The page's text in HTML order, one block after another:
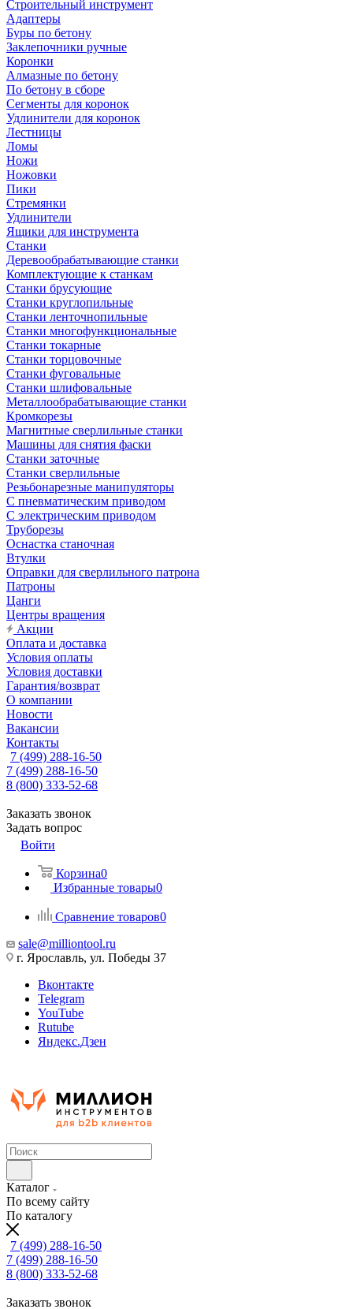
Строительный инструмент
Адаптеры
Буры по бетону
Заклепочники ручные
Коронки
Алмазные по бетону
По бетону в сборе
Сегменты для коронок
Удлинители для коронок
Лестницы
Ломы
Ножи
Ножовки
Пики
Стремянки
Удлинители
Ящики для инструмента
Станки
Деревообрабатывающие станки
Комплектующие к станкам
Станки брусующие
Станки круглопильные
Станки ленточнопильные
Станки многофункциональные
Станки токарные
Станки торцовочные
Станки фуговальные
Станки шлифовальные
Металлообрабатывающие станки
Кромкорезы
Магнитные сверлильные станки
Машины для снятия фаски
Станки заточные
Станки сверлильные
Резьбонарезные манипуляторы
С пневматическим приводом
С электрическим приводом
Труборезы
Оснастка станочная
Втулки
Оправки для сверлильного патрона
Патроны
Цанги
Центры вращения
Акции
Оплата и доставка
Условия оплаты
Условия доставки
Гарантия/возврат
О компании
Новости
Вакансии
Контакты
7 (499) 288-16-50
7 (499) 288-16-50
8 (800) 333-52-68
Заказать звонок
Задать вопрос
Войти
Корзина0
Избранные товары0
Сравнение товаров0
sale@milliontool.ru
г. Ярославль, ул. Победы 37
Вконтакте
Telegram
YouTube
Rutube
Яндекс.Дзен
Каталог
По всему сайту
По каталогу
7 (499) 288-16-50
7 (499) 288-16-50
8 (800) 333-52-68
Заказать звонок